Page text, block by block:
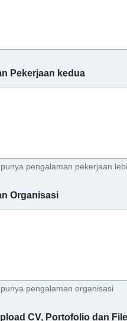
Pekerjaan kedua
pengalaman pekerjaan
Organisasi
pengalaman organisasi
CV, Portofolio dan